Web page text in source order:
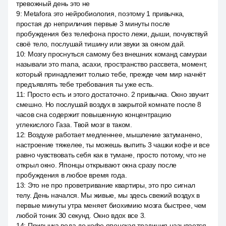
тревожный день это не
9: Metafora это нейробиология, поэтому 1 привычка,
простая до неприличия первые 3 минуты после
пробуждения без телефона просто лежи, дыши, почувствуй
своё тело, послушай тишину или звуки за окном дай.
10: Мозгу проснуться самому без внешних команд самураи
называли это mana, асахи, пространство рассвета, момент,
который принадлежит только тебе, прежде чем мир начнёт
предъявлять тебе требования ты уже есть.
11: Просто есть и этого достаточно. 2 привычка. Окно звучит
смешно. Но послушай воздух в закрытой комнате после 8
часов сна содержит повышенную концентрацию
углекислого Газа. Твой мозг в таком.
12: Воздухе работает медленнее, мышление затуманено,
настроение тяжелее, ты можешь выпить 3 чашки кофе и все
равно чувствовать себя как в тумане, просто потому, что не
открыл окно. Японцы открывают окна сразу после
пробуждения в любое время года.
13: Это не про проветривание квартиры, это про сигнал
телу. День начался. Мы живые, мы здесь свежий воздух в
первые минуты утра меняет биохимию мозга быстрее, чем
любой тоник 30 секунд. Окно вдох все 3.